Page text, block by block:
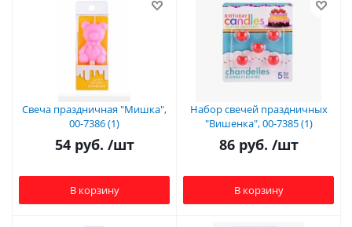
Свеча праздничная "Мишка",
00-7386 (1)
54руб. /шт
В корзину
Набор свечей праздничных
"Вишенка", 00-7385 (1)
86руб. /шт
В корзину